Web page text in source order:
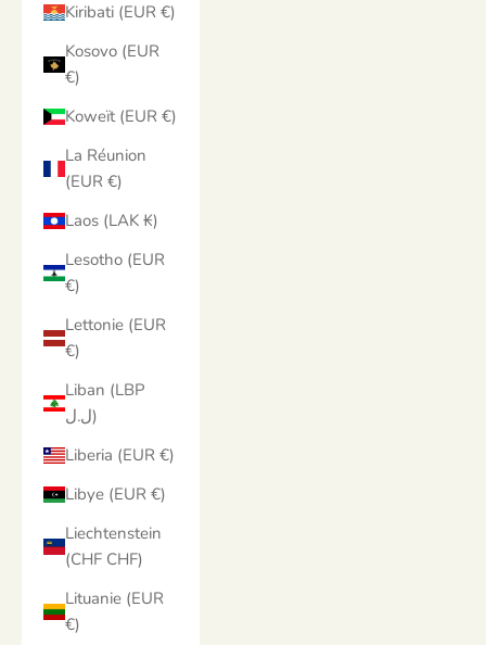
Kiribati (EUR €)
Kosovo (EUR
€)
Koweït (EUR €)
La Réunion
(EUR €)
Laos (LAK ₭)
Lesotho (EUR
€)
Lettonie (EUR
€)
Liban (LBP
ل.ل)
Liberia (EUR €)
Libye (EUR €)
Liechtenstein
(CHF CHF)
Lituanie (EUR
€)